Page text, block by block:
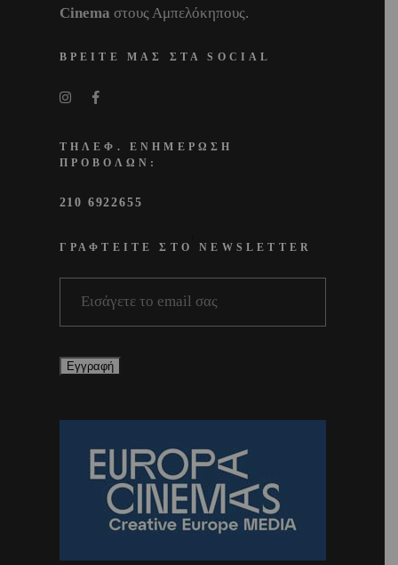
Cinema στους Αμπελόκηπους.
ΒΡΕΙΤΕ ΜΑΣ ΣΤΑ SOCIAL
ΤΗΛΕΦ. ΕΝΗΜΕΡΩΣΗ
ΠΡΟΒΟΛΩΝ:
210 6922655
ΓΡΑΦΤΕΙΤΕ ΣΤΟ NEWSLETTER